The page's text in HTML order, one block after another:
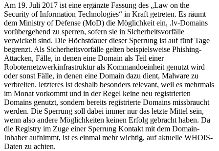
Am 19. Juli 2017 ist eine ergänzte Fassung des „Law on the
Security of Information Technologies“ in Kraft getreten. Es räumt
dem Ministry of Defense (MoD) die Möglichkeit ein, .lv-Domains
vorübergehend zu sperren, sofern sie in Sicherheitsvorfälle
verwickelt sind. Die Höchstdauer dieser Sperrung ist auf fünf Tage
begrenzt. Als Sicherheitsvorfälle gelten beispielsweise Phishing-
Attacken, Fälle, in denen eine Domain als Teil einer
Roboternetzwerkinfrastruktur als Kommandoeinheit genutzt wird
oder sonst Fälle, in denen eine Domain dazu dient, Malware zu
verbreiten. letzteres ist deshalb besonders relevant, weil es mehrmals
im Monat vorkommt und in der Regel keine neu registrierten
Domains genutzt, sondern bereits registrierte Domains missbraucht
werden. Die Sperrung soll dabei immer nur das letzte Mittel sein,
wenn also andere Möglichkeiten keinen Erfolg gebracht haben. Da
die Registry im Zuge einer Sperrung Kontakt mit dem Domain-
Inhaber aufnimmt, ist es einmal mehr wichtig, auf aktuelle WHOIS-
Daten zu achten.